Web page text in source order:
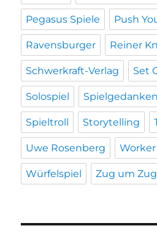
Pegasus Spiele Push
Ravensburger Reiner
Schwerkraft-Verlag Set
Solospiel Spielgedanken
Spieltroll Storytelling
Uwe Rosenberg
Würfelspiel Zug um Zug